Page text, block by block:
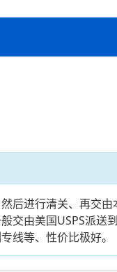
后进行清关、再交
由美国USPS派
线等、性价比极好。